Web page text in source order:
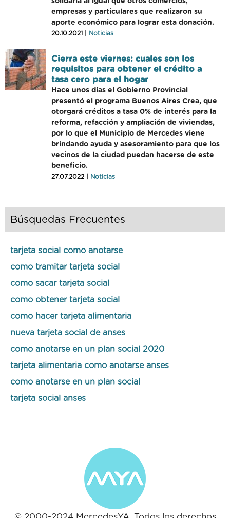
empresas y particulares que realizaron su
aporte económico para lograr esta donación.
20.10.2021 | Noticias
Cierra este viernes: cuales son los
requisitos para obtener el crédito a
tasa cero para el hogar
Hace unos días el Gobierno Provincial
presentó el programa Buenos Aires Crea, que
otorgará créditos a tasa 0% de interés para la
reforma, refacción y ampliación de viviendas,
por lo que el Municipio de Mercedes viene
brindando ayuda y asesoramiento para que los
vecinos de la ciudad puedan hacerse de este
beneficio.
27.07.2022 | Noticias
Búsquedas Frecuentes
tarjeta social como anotarse
como tramitar tarjeta social
como sacar tarjeta social
como obtener tarjeta social
como hacer tarjeta alimentaria
nueva tarjeta social de anses
como anotarse en un plan social 2020
tarjeta alimentaria como anotarse anses
como anotarse en un plan social
tarjeta social anses